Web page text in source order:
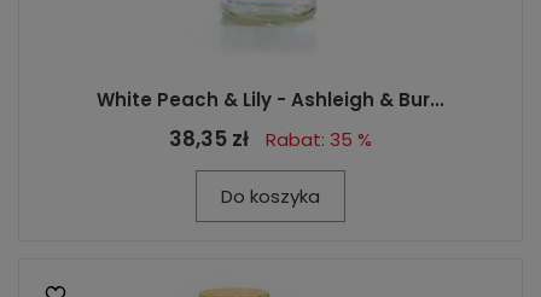
White Peach & Lily - Ashleigh & Bur...
38,35 zł Rabat: 35 %
Do koszyka